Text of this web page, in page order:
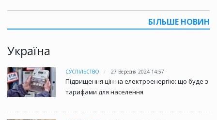
БІЛЬШЕ НОВИН
Україна
СУСПІЛЬСТВО 27 Вересня 2024 14:57
Підвищення цін на електроенергію: що буде з
тарифами для населення